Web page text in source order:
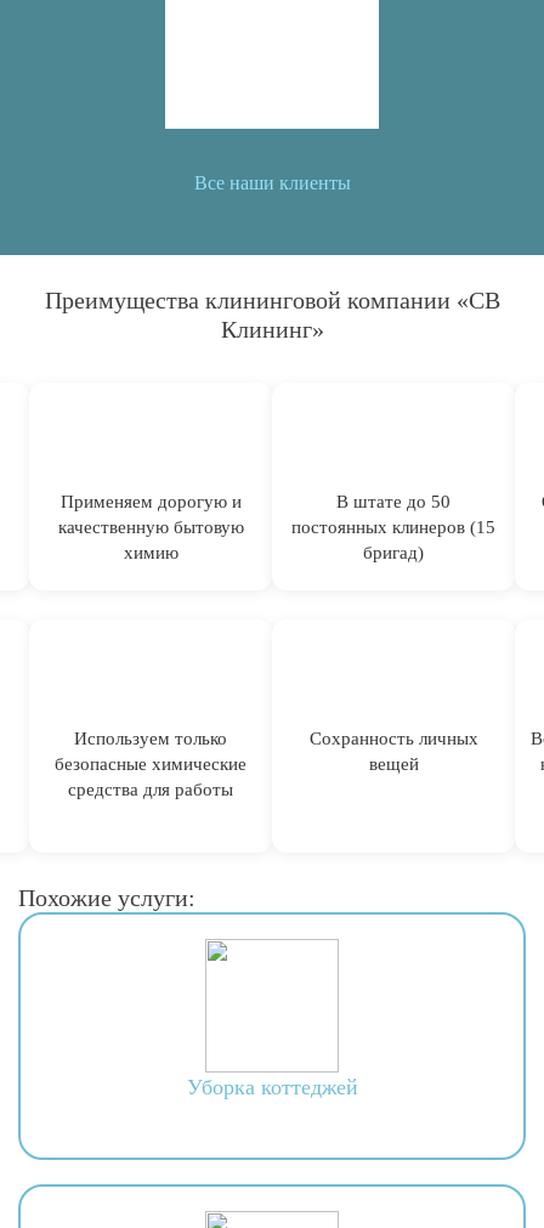
Все наши клиенты
Преимущества клининговой компании «СВ
Клининг»
Применяем дорогую и
качественную бытовую
химию
В штате до 50
постоянных клинеров (15
бригад)
Используем только
безопасные химические
средства для работы
Сохранность личных
вещей
Похожие услуги:
Уборка коттеджей